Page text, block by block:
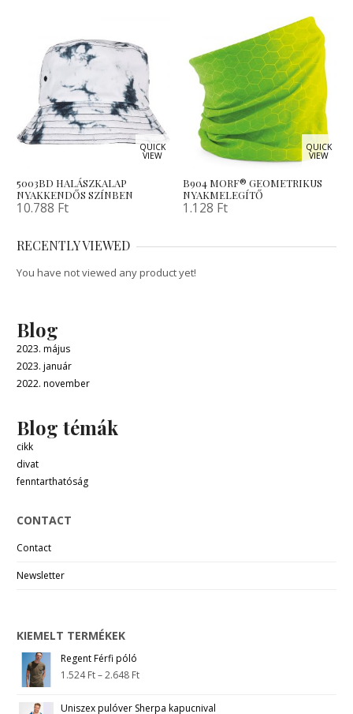
QUICK
VIEW
5003BD HALÁSZKALAP
NYAKKENDŐS SZÍNBEN
10.788 Ft
QUICK
VIEW
B904 MORF® GEOMETRIKUS
NYAKMELEGÍTŐ
1.128 Ft
RECENTLY VIEWED
You have not viewed any product yet!
Blog
2023. május
2023. január
2022. november
Blog témák
cikk
divat
fenntarthatóság
CONTACT
Contact
Newsletter
KIEMELT TERMÉKEK
Regent Férfi póló
1.524Ft–2.648 Ft
Uniszex pulóver Sherpa kapucnival